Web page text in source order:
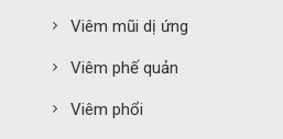
Viêm mũi dị ứng
Viêm phế quản
Viêm phổi